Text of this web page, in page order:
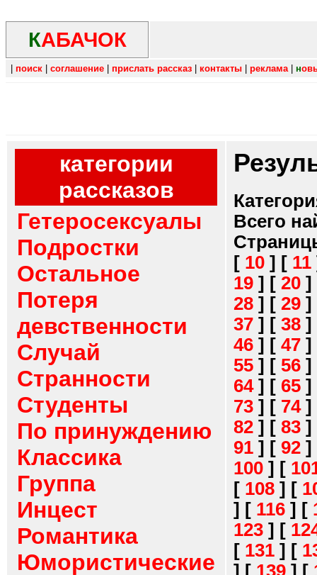
КАБАЧОК
поиск соглашение прислать рассказ контакты реклама| н
категории
рассказов
Гетеросексуалы
Подростки
Остальное
Потеря
девственности
Случай
Странности
Студенты
По принуждению
Классика
Группа
Инцест
Романтика
Юмористические
Всего
[ 10 ] [ 11
19 ] [ 20 ]
28 ] [ 29 ]
37 ] [ 38 ]
46 ] [ 47 ]
55 ] [ 56 ]
64] [ 65 ]
73 ] [ 74]
82 ] [ 83 ]
91 ] [ 92 ]
100 ] [
[ 108 ] [
] [ 116 ] [
123 ] [
[ 131 ] [
] [ 139 ] [